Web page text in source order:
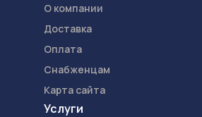
О компании
Доставка
Оплата
Снабженцам
Карта сайта
Услуги